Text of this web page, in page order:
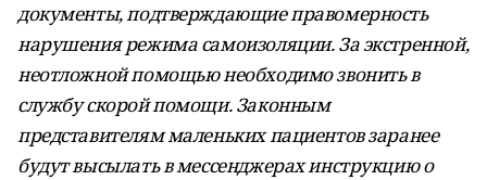
документы, подтверждающие правомерность
нарушения режима самоизоляции. За экстренной,
неотложной помощью необходимо звонить в
службу скорой помощи. Законным
представителям маленьких пациентов заранее
будут высылать в мессенджерах инструкцию о